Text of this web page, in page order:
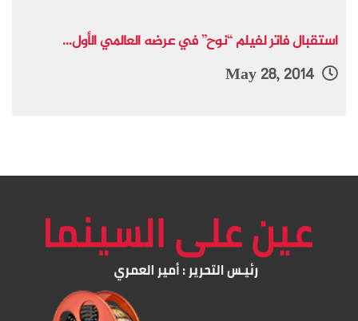
استقبال فاتر لفيلم “نوح” في عرضه العالمي الأول...